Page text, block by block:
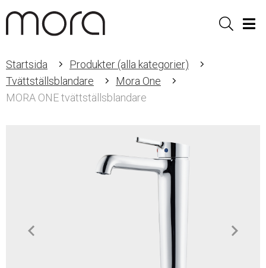
Sök
Startsida
Produkter (alla kategorier)
Tvättställsblandare
Mora One
MORA ONE tvättställsblandare